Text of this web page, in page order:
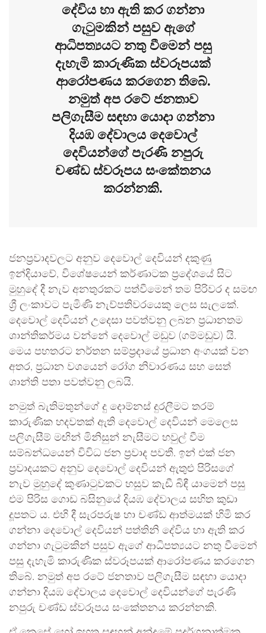
දේවිය හා ඇති කර ගන්නා
ගැටුමකින් පසුව ඇගේ
ආධිපත්‍යයට නතු වීමෙන් පසු
දැහැමි කාරුණික ස්වරූපයක්
ආරෝපණය කරගෙන තිබේ.
නමුත් අප රටේ ජනතාව
පලිගැසීම සඳහා යොදා ගන්නා
දියඹ දේවාලය දෙවොල්
දෙවියන්ගේ පැරණි නපුරු
චණ්ඩ ස්වරූපය සංකේතනය
කරන්නකි.
ජනප්‍රවාදවලට අනුව දෙවොල් දෙවියන් දකුණු
ඉන්දියාවේ, විශේෂයෙන් කර්ණාටක ප්‍රදේශයේ සිට
මුහුදේ දී නැව අනතුරකට පත්වීමෙන් තම පිරිවර ද සමඟ
ශ්‍රී ලංකාවට පැමිණි නැව්පතිවරයෙකු ලෙස සැලකේ.
දෙවොල් දෙවියන් උදෙසා පවත්වනු ලබන ප්‍රධානතම
ශාන්තිකර්මය වන්නේ දෙවොල් මඩුව (ගම්මඩුව) යි.
මෙය පහතරට නර්තන සම්ප්‍රදායේ ප්‍රධාන අංගයක් වන
අතර, ප්‍රධාන වශයෙන් රෝග නිවාරණය සහ සෙත්
ශාන්ති පතා පවත්වනු ලබයි.
නමුත් බැතිමතුන්ගේ දු දොම්නස් දුරලීමට තරම්
කාරුණික හදවතක් ඇති දෙවොල් දෙවියන් මෙලෙස
පලිගැසීම් මඟින් මිනිසුන් නැසීමට හවුල් වීම
සම්බන්ධයෙන් විවිධ ජන ප්‍රවාද පවතී. ඉන් එක් ජන
ප්‍රවාදයකට අනුව දෙවොල් දෙවියන් ඇතුළු පිරිසගේ
නැව මුහුදේ කුණාටුවකට හසුව කැඩී බිඳී යාමෙන් පසු
එම පිරිස ගොඩ බසිනුයේ දියඹ දේවාලය සහිත කුඩා
දූපතට ය. එහි දී සැරපරුෂ හා චණ්ඩ ආත්මයක් හිමි කර
ගන්නා දෙවොල් දෙවියන් පත්තිනි දේවිය හා ඇති කර
ගන්නා ගැටුමකින් පසුව ඇගේ ආධිපත්‍යයට නතු වීමෙන්
පසු දැහැමි කාරුණික ස්වරූපයක් ආරෝපණය කරගෙන
තිබේ. නමුත් අප රටේ ජනතාව පලිගැසීම සඳහා යොදා
ගන්නා දියඹ දේවාලය දෙවොල් දෙවියන්ගේ පැරණි
නපුරු චණ්ඩ ස්වරූපය සංකේතනය කරන්නකි.